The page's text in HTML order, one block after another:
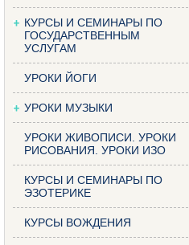
КУРСЫ И СЕМИНАРЫ ПО
ГОСУДАРСТВЕННЫМ
УСЛУГАМ
УРОКИ ЙОГИ
УРОКИ МУЗЫКИ
УРОКИ ЖИВОПИСИ. УРОКИ
РИСОВАНИЯ. УРОКИ ИЗО
КУРСЫ И СЕМИНАРЫ ПО
ЭЗОТЕРИКЕ
КУРСЫ ВОЖДЕНИЯ